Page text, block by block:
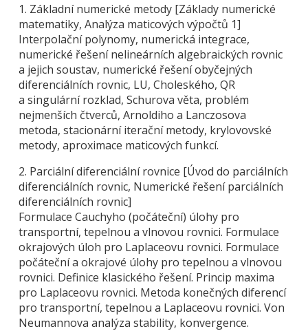
1. Základní numerické metody [Základy numerické
matematiky, Analýza maticových výpočtů 1]
Interpolační polynomy, numerická integrace,
numerické řešení nelineárních algebraických rovnic
a jejich soustav, numerické řešení obyčejných
diferenciálních rovnic, LU, Choleského, QR
a singulární rozklad, Schurova věta, problém
nejmenších čtverců, Arnoldiho a Lanczosova
metoda, stacionární iterační metody, krylovovské
metody, aproximace maticových funkcí.
2. Parciální diferenciální rovnice [Úvod do parciálních
diferenciálních rovnic, Numerické řešení parciálních
diferenciálních rovnic]
Formulace Cauchyho (počáteční) úlohy pro
transportní, tepelnou a vlnovou rovnici. Formulace
okrajových úloh pro Laplaceovu rovnici. Formulace
počáteční a okrajové úlohy pro tepelnou a vlnovou
rovnici. Definice klasického řešení. Princip maxima
pro Laplaceovu rovnici. Metoda konečných diferencí
pro transportní, tepelnou a Laplaceovu rovnici. Von
Neumannova analýza stability, konvergence.